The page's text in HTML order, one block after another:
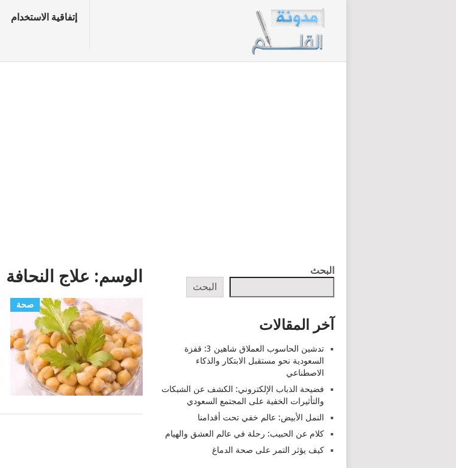
إتفاقية الاستخدام
الوسم: علاج النحافة
صحة
البحث
البحث
آخر المقالات
تدشين الحاسوب العملاق شاهين 3: قفزة
السعودية نحو مستقبل الابتكار والذكاء
الاصطناعي
فضيحة الذباب الإلكتروني: الكشف عن الشبكات
والتأثيرات الخفية على المجتمع السعودي
النمل الأبيض: عالم خفي تحت أقدامنا
كلام عن الحبيب: رحلة في عالم العشق والهيام
كيف يؤثر التمر على صحة الدماغ